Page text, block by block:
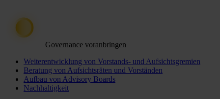
Governance voranbringen
Weiterentwicklung von Vorstands- und Aufsichtsgremien
Beratung von Aufsichtsräten und Vorständen
Aufbau von Advisory Boards
Nachhaltigkeit